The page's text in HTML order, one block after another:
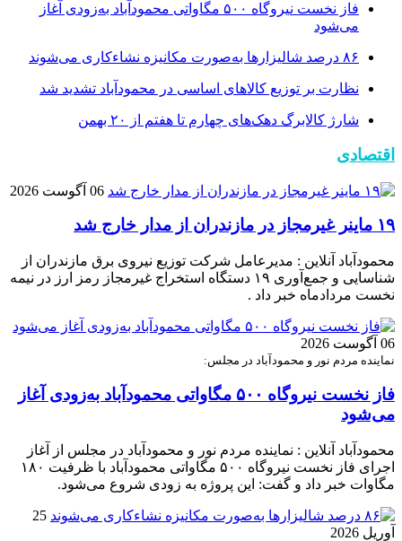
فاز نخست نیروگاه ۵۰۰ مگاواتی محمودآباد به‌زودی آغاز
می‌شود
۸۶ درصد شالیزارها به‌صورت مکانیزه نشاءکاری می‌شوند
نظارت بر توزیع کالا‌های اساسی در محمودآباد تشدید شد
شارژ کالابرگ دهک‌های چهارم تا هفتم از ۲۰ بهمن
اقتصادی
06 آگوست 2026
۱۹ ماینر غیرمجاز در مازندران از مدار خارج شد
محمودآباد آنلاین : مدیرعامل شرکت توزیع نیروی برق مازندران از
شناسایی و جمع‌آوری ۱۹ دستگاه استخراج غیرمجاز رمز ارز در نیمه
نخست مردادماه خبر داد .
06 آگوست 2026
نماینده مردم نور و محمودآباد در مجلس:
فاز نخست نیروگاه ۵۰۰ مگاواتی محمودآباد به‌زودی آغاز
می‌شود
محمودآباد آنلاین : نماینده مردم نور و محمودآباد در مجلس از آغاز
اجرای فاز نخست نیروگاه ۵۰۰ مگاواتی محمودآباد با ظرفیت ۱۸۰
مگاوات خبر داد و گفت: این پروژه به زودی شروع می‌شود.
25
آوریل 2026